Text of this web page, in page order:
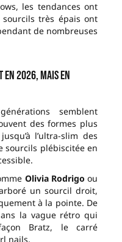
les tendances ont
très épais ont
de nombreuses
2026, mais en
semblent
des formes plus
l’ultra-slim des
sourcils plébiscitée en
Olivia Rodrigo ou
un sourcil droit,
à la pointe. De
la vague rétro qui
Bratz, le carré
nails.